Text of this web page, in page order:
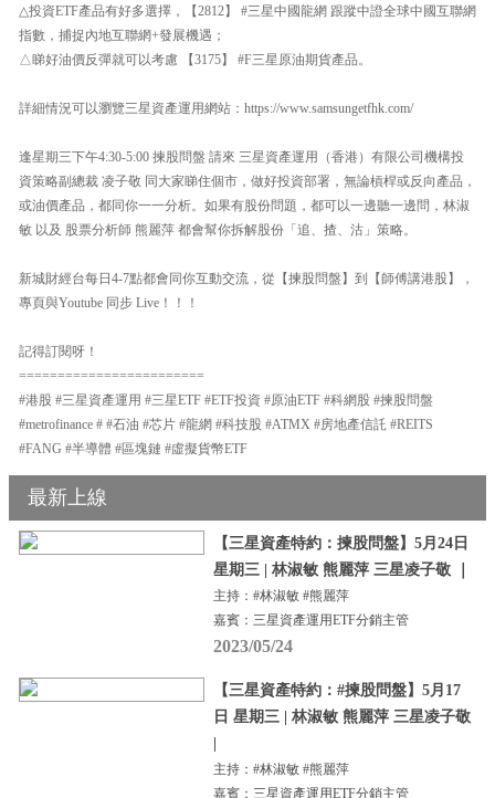
△投資ETF產品有好多選擇，【2812】 #三星中國龍網 跟蹤中證全球中國互聯網
指數，捕捉內地互聯網+發展機遇；
△睇好油價反彈就可以考慮 【3175】 #F三星原油期貨產品。
詳細情況可以瀏覽三星資產運用網站：https://www.samsungetfhk.com/
逢星期三下午4:30-5:00 揀股問盤 請來 三星資產運用（香港）有限公司機構投
資策略副總裁 凌子敬 同大家睇住個市，做好投資部署，無論槓桿或反向產品，
或油價產品，都同你一一分析。如果有股份問題，都可以一邊聽一邊問，林淑
敏 以及 股票分析師 熊麗萍 都會幫你拆解股份「追、揸、沽」策略。
新城財經台每日4-7點都會同你互動交流，從【揀股問盤】到【師傅講港股】，
專頁與Youtube 同步 Live！！！
記得訂閱呀！
========================
#港股 #三星資產運用 #三星ETF #ETF投資 #原油ETF #科網股 #揀股問盤
#metrofinance # #石油 #芯片 #龍網 #科技股 #ATMX #房地產信託 #REITS
#FANG #半導體 #區塊鏈 #虛擬貨幣ETF
最新上線
【三星資產特約：揀股問盤】5月24日
星期三 | 林淑敏 熊麗萍 三星凌子敬 ｜
主持：#林淑敏 #熊麗萍
嘉賓：三星資產運用ETF分銷主管
2023/05/24
【三星資產特約：#揀股問盤】5月17
日 星期三 | 林淑敏 熊麗萍 三星凌子敬
主持：#林淑敏 #熊麗萍
嘉賓：三星資產運用ETF分銷主管